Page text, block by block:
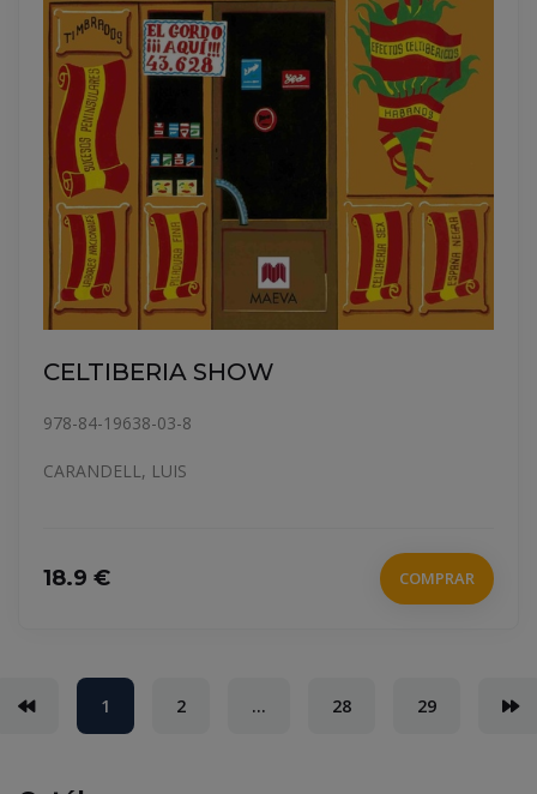
CELTIBERIA SHOW
978-84-19638-03-8
CARANDELL, LUIS
18.9 € COMPRAR
1 (current)2 ... 28 29